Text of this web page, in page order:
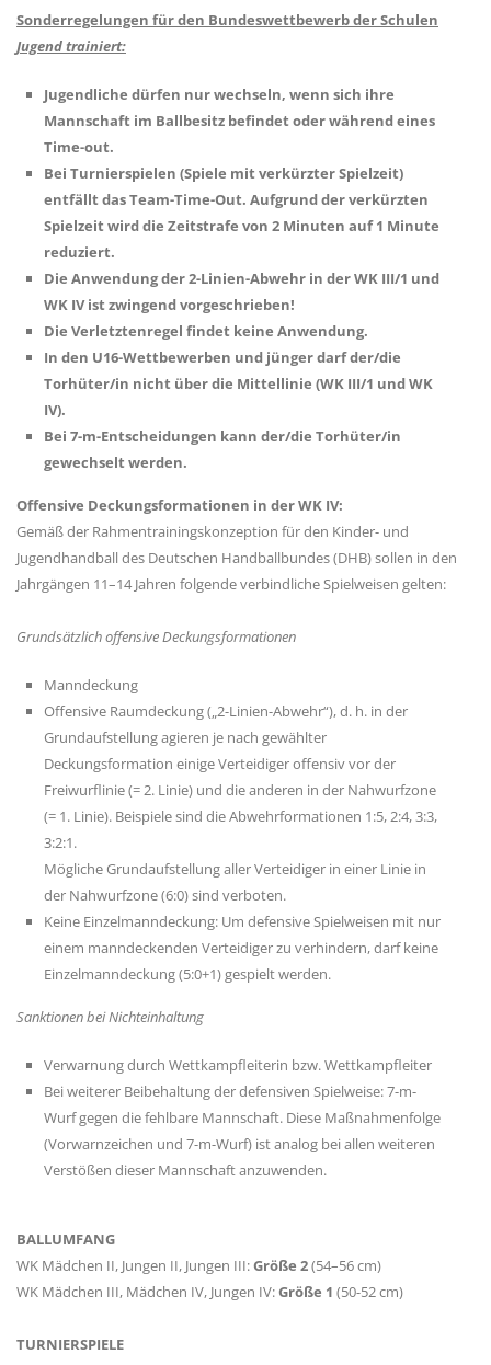
Sonderregelungen für den Bundeswettbewerb der Schulen
Jugend trainiert:
Jugendliche dürfen nur wechseln, wenn sich ihre
Mannschaft im Ballbesitz befindet oder während eines
Time-out.
Bei Turnierspielen (Spiele mit verkürzter Spielzeit)
entfällt das Team-Time-Out. Aufgrund der verkürzten
Spielzeit wird die Zeitstrafe von 2 Minuten auf 1 Minute
reduziert.
Die Anwendung der 2-Linien-Abwehr in der WK III/1 und
WK IV ist zwingend vorgeschrieben!
Die Verletztenregel findet keine Anwendung.
In den U16-Wettbewerben und jünger darf der/die
Torhüter/in nicht über die Mittellinie (WK III/1 und WK
IV).
Bei 7-m-Entscheidungen kann der/die Torhüter/in
gewechselt werden.
Offensive Deckungsformationen in der WK IV:
Gemäß der Rahmentrainingskonzeption für den Kinder- und
Jugendhandball des Deutschen Handballbundes (DHB) sollen in den
Jahrgängen 11–14 Jahren folgende verbindliche Spielweisen gelten:
Grundsätzlich offensive Deckungsformationen
Manndeckung
Offensive Raumdeckung („2-Linien-Abwehr“), d. h. in der
Grundaufstellung agieren je nach gewählter
Deckungsformation einige Verteidiger offensiv vor der
Freiwurflinie (= 2. Linie) und die anderen in der Nahwurfzone
(= 1. Linie). Beispiele sind die Abwehrformationen 1:5, 2:4, 3:3,
3:2:1.
Mögliche Grundaufstellung aller Verteidiger in einer Linie in
der Nahwurfzone (6:0) sind verboten.
Keine Einzelmanndeckung: Um defensive Spielweisen mit nur
einem manndeckenden Verteidiger zu verhindern, darf keine
Einzelmanndeckung (5:0+1) gespielt werden.
Sanktionen bei Nichteinhaltung
Verwarnung durch Wettkampfleiterin bzw. Wettkampfleiter
Bei weiterer Beibehaltung der defensiven Spielweise: 7-m-
Wurf gegen die fehlbare Mannschaft. Diese Maßnahmenfolge
(Vorwarnzeichen und 7-m-Wurf) ist analog bei allen weiteren
Verstößen dieser Mannschaft anzuwenden.
BALLUMFANG
WK Mädchen II, Jungen II, Jungen III:Größe 2(54–56 cm)
WK Mädchen III, Mädchen IV, Jungen IV:Größe 1 (50-52 cm)
TURNIERSPIELE